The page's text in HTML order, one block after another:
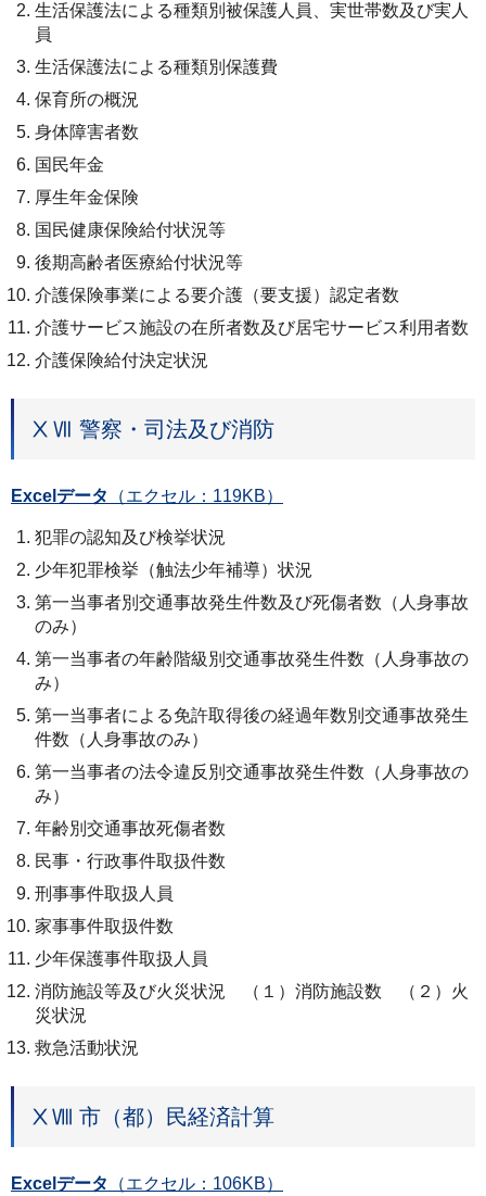
生活保護法による種類別被保護人員、実世帯数及び実人
員
生活保護法による種類別保護費
保育所の概況
身体障害者数
国民年金
厚生年金保険
国民健康保険給付状況等
後期高齢者医療給付状況等
介護保険事業による要介護（要支援）認定者数
介護サービス施設の在所者数及び居宅サービス利用者数
介護保険給付決定状況
ⅩⅦ 警察・司法及び消防
Excelデータ （エクセル：119KB）
犯罪の認知及び検挙状況
少年犯罪検挙（触法少年補導）状況
第一当事者別交通事故発生件数及び死傷者数（人身事故
のみ）
第一当事者の年齢階級別交通事故発生件数（人身事故の
み）
第一当事者による免許取得後の経過年数別交通事故発生
件数（人身事故のみ）
第一当事者の法令違反別交通事故発生件数（人身事故の
み）
年齢別交通事故死傷者数
民事・行政事件取扱件数
刑事事件取扱人員
家事事件取扱件数
少年保護事件取扱人員
消防施設等及び火災状況 （１）消防施設数 （２）火
災状況
救急活動状況
ⅩⅧ 市（都）民経済計算
Excelデータ （エクセル：106KB）